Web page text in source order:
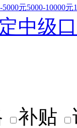
5000元5000-10000元
中级
补贴